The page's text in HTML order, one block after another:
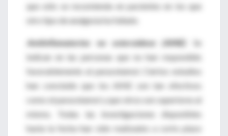
que sólo se recomienda en pacientes en los que
otro tipo de analgesia ha fallado.
Antiinflamatorios no esteroideos (AINE)
. Se
indican en las personas que no han respondido
favorablemente al paracetamol. Ciertos estudios
han concluido que los AINE son tan efectivos
como el paracetamol y que otros son superiores al
mismo. Todas las investigaciones disponibles
hasta la fecha han sido realizados a corto plazo